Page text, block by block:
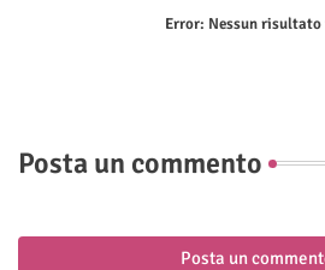
Error: Nessun
Posta un commento
Posta un